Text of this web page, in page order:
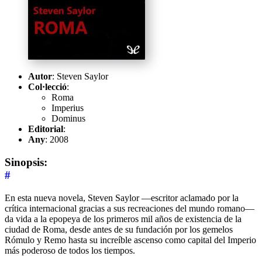
Autor: Steven Saylor
Col·lecció:
Roma
Imperius
Dominus
Editorial:
Any: 2008
Sinopsis:
#
En esta nueva novela, Steven Saylor —escritor aclamado por la
crítica internacional gracias a sus recreaciones del mundo romano—
da vida a la epopeya de los primeros mil años de existencia de la
ciudad de Roma, desde antes de su fundación por los gemelos
Rómulo y Remo hasta su increíble ascenso como capital del Imperio
más poderoso de todos los tiempos.